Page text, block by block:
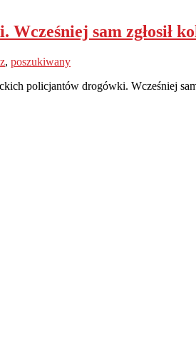
sam zgłosił
, poszukiwany
policjantów drogówki. Wcześniej